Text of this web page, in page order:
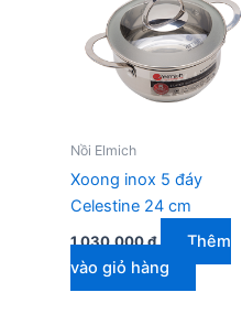
Nồi Elmich
Xoong inox 5 đáy
Celestine 24 cm
1.030.000₫
Thêm
vào giỏ hàng